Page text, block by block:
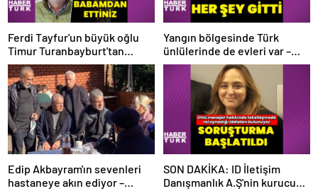
Ferdi Tayfur'un büyük oğlu
Timur Turanbayburt'tan
açıklama Magazin haberleri
Yangın bölgesinde Türk
ünlülerinde de evleri var –
Magazin haberleri
Edip Akbayram'ın sevenleri
hastaneye akın ediyor –
SON DAKİKA: ID İletişim
Danışmanlık A.Ş'nin kurucusu